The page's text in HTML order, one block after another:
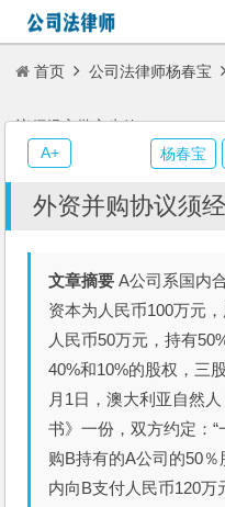
首页 公司法律师杨春宝
议须经审批方生效
外资并购协议须
文章摘要 A公司系国内
资本为人民币100万元
人民币50万元，持有
40%和10%的股权，三
月1日，澳大利亚自然
书》一份，双方约定：
购B持有的A公司的50
内向B支付人民币120
杨春宝
A+